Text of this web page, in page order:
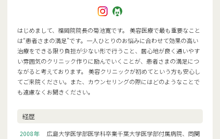
はじめまして、福岡院院長の菊池寛です。 美容医療で最も重要なこと
は“患者さまの満足”です。一人ひとりのお悩みに合わせて効果の高い
治療をできる限り負担が少ない形で行うこと、居心地が良く通いやす
い雰囲気のクリニック作りに励んでいくことが、患者さまの満足につ
ながると考えております。 美容クリニックが初めてという方も安心し
てご来院ください。また、カウンセリングの際にはどのようなことで
も遠慮なくお聞きください。
経歴
2008年
広島大学医学部医学科卒業千葉大学医学部付属病院、同関